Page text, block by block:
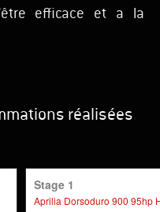
efficace et a la
réalisées
Stage 1
Aprilia Dorsoduro 900 95hp